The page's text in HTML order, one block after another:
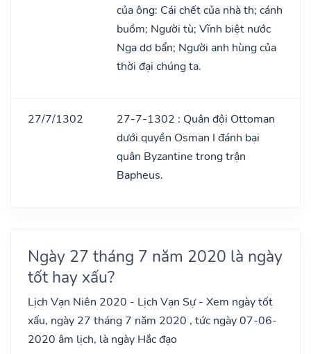
của ông: Cái chết của nhà th; cánh
buồm; Người tù; Vĩnh biệt nước
Nga dơ bẩn; Người anh hùng của
thời đại chúng ta.
27/7/1302
27-7-1302 : Quân đội Ottoman
dưới quyền Osman I đánh bại
quân Byzantine trong trận
Bapheus.
Ngày 27 tháng 7 năm 2020 là ngày
tốt hay xấu?
Lịch Vạn Niên 2020 - Lịch Vạn Sự - Xem ngày tốt
xấu, ngày 27 tháng 7 năm 2020 , tức ngày 07-06-
2020 âm lịch, là ngày Hắc đạo